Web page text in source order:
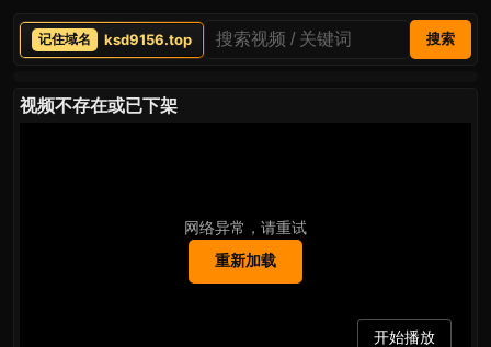
ksd9156.top 搜索
视频不存在或已下架
网络异常，请重试
重新加载
开始播放